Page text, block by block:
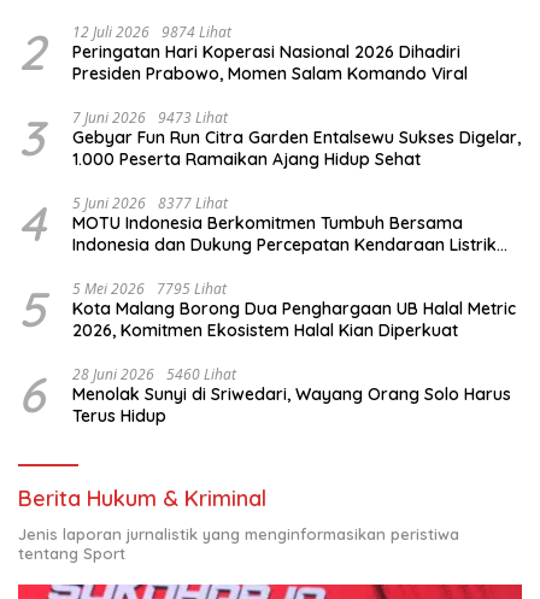
2 12 Juli 2026 9874 Lihat
Peringatan Hari Koperasi Nasional 2026 Dihadiri
Presiden Prabowo, Momen Salam Komando Viral
3 7 Juni 2026 9473 Lihat
Gebyar Fun Run Citra Garden Entalsewu Sukses Digelar,
1.000 Peserta Ramaikan Ajang Hidup Sehat
4 5 Juni 2026 8377 Lihat
MOTU Indonesia Berkomitmen Tumbuh Bersama
Indonesia dan Dukung Percepatan Kendaraan Listrik
5 5 Mei 2026 7795 Lihat
Kota Malang Borong Dua Penghargaan UB Halal Metric
2026, Komitmen Ekosistem Halal Kian Diperkuat
6 28 Juni 2026 5460 Lihat
Menolak Sunyi di Sriwedari, Wayang Orang Solo Harus
Terus Hidup
Berita Hukum & Kriminal
Jenis laporan jurnalistik yang menginformasikan peristiwa
tentang Sport